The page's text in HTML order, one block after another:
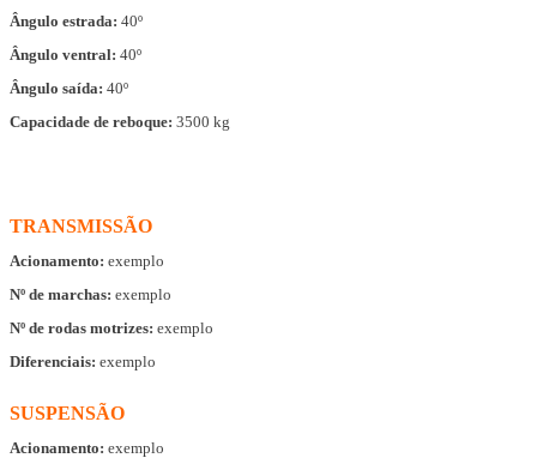
Ângulo estrada: 40º
Ângulo ventral: 40º
Ângulo saída: 40º
Capacidade de reboque: 3500 kg
TRANSMISSÃO
Acionamento: exemplo
Nº de marchas: exemplo
Nº de rodas motrizes: exemplo
Diferenciais: exemplo
SUSPENSÃO
Acionamento: exemplo